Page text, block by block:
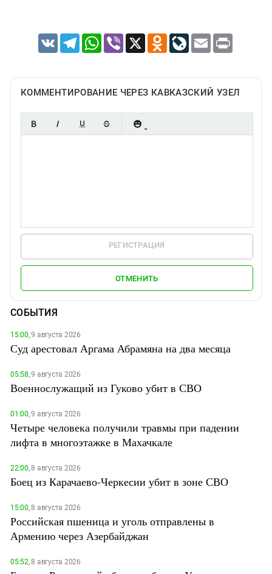
VK TelegramWhatsApp
Viber X Odnoklassniki
LiveJournal
Email Print
КОММЕНТИРОВАНИЕ ЧЕРЕЗ КАВКАЗСКИЙ УЗЕЛ
РЕГИСТРАЦИЯ
ОТМЕНИТЬ
СОБЫТИЯ
15:00,9 августа 2026
Суд арестовал Аргама Абрамяна на два месяца
05:58,9 августа 2026
Военнослужащий из Гуково убит в СВО
01:00,9 августа 2026
Четыре человека получили травмы при падении
лифта в многоэтажке в Махачкале
22:00,8 августа 2026
Боец из Карачаево-Черкесии убит в зоне СВО
15:00,8 августа 2026
Российская пшеница и уголь отправлены в
Армению через Азербайджан
05:52,8 августа 2026